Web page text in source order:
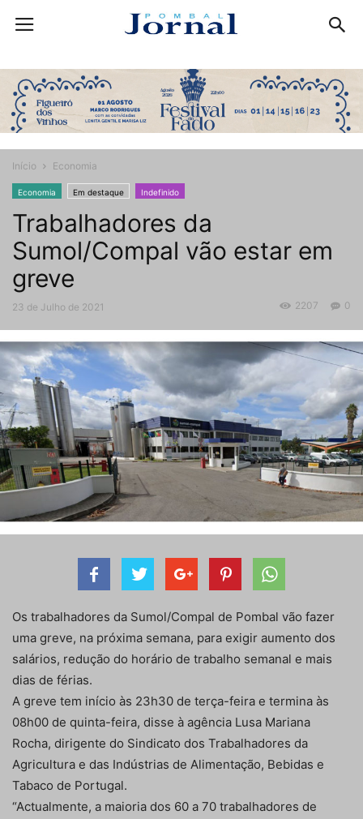
Início Economia
Economia Em destaque Indefinido
Trabalhadores da
Sumol/Compal vão estar em
greve
23 de Julho de 2021 0
2207
Os trabalhadores da Sumol/Compal de Pombal vão fazer
uma greve, na próxima semana, para exigir aumento dos
salários, redução do horário de trabalho semanal e mais
dias de férias.
A greve tem início às 23h30 de terça-feira e termina às
08h00 de quinta-feira, disse à agência Lusa Mariana
Rocha, dirigente do Sindicato dos Trabalhadores da
Agricultura e das Indústrias de Alimentação, Bebidas e
Tabaco de Portugal.
“Actualmente, a maioria dos 60 a 70 trabalhadores de